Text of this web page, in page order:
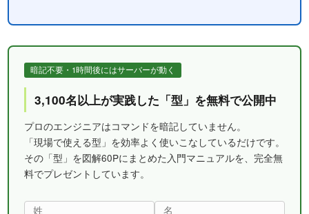
暗記不要・1時間後にはサーバーが動く
3,100名以上が実践した「型」を無料で公開中
プロのエンジニアはコマンドを暗記していません。
「現場で使える型」を効率よく使いこなしているだけです。
その「型」を図解60Pにまとめた入門マニュアルを、完全無
料でプレゼントしています。